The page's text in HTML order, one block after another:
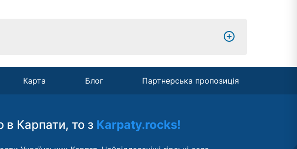
Карта Блог Партнерська пропозиція
в Карпати, то з Karpaty.rocks!